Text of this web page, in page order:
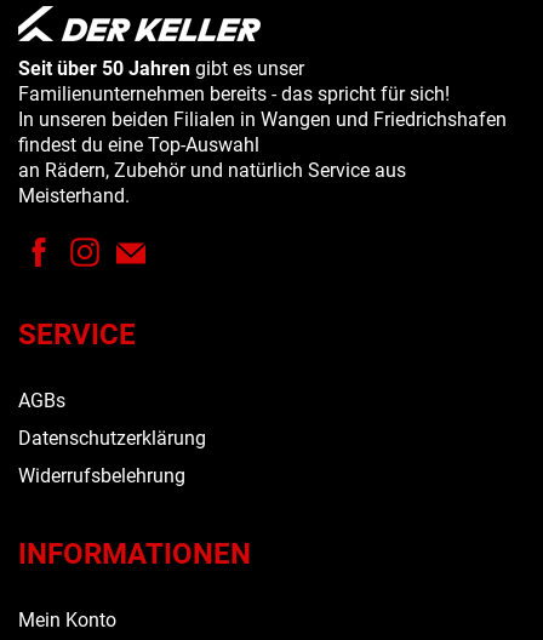
Seit über 50 Jahren gibt es unser
Familienunternehmen bereits - das spricht für sich!
In unseren beiden Filialen in Wangen und Friedrichshafen
findest du eine Top-Auswahl
an Rädern, Zubehör und natürlich Service aus
Meisterhand.
SERVICE
AGBs
Datenschutzerklärung
Widerrufsbelehrung
INFORMATIONEN
Mein Konto